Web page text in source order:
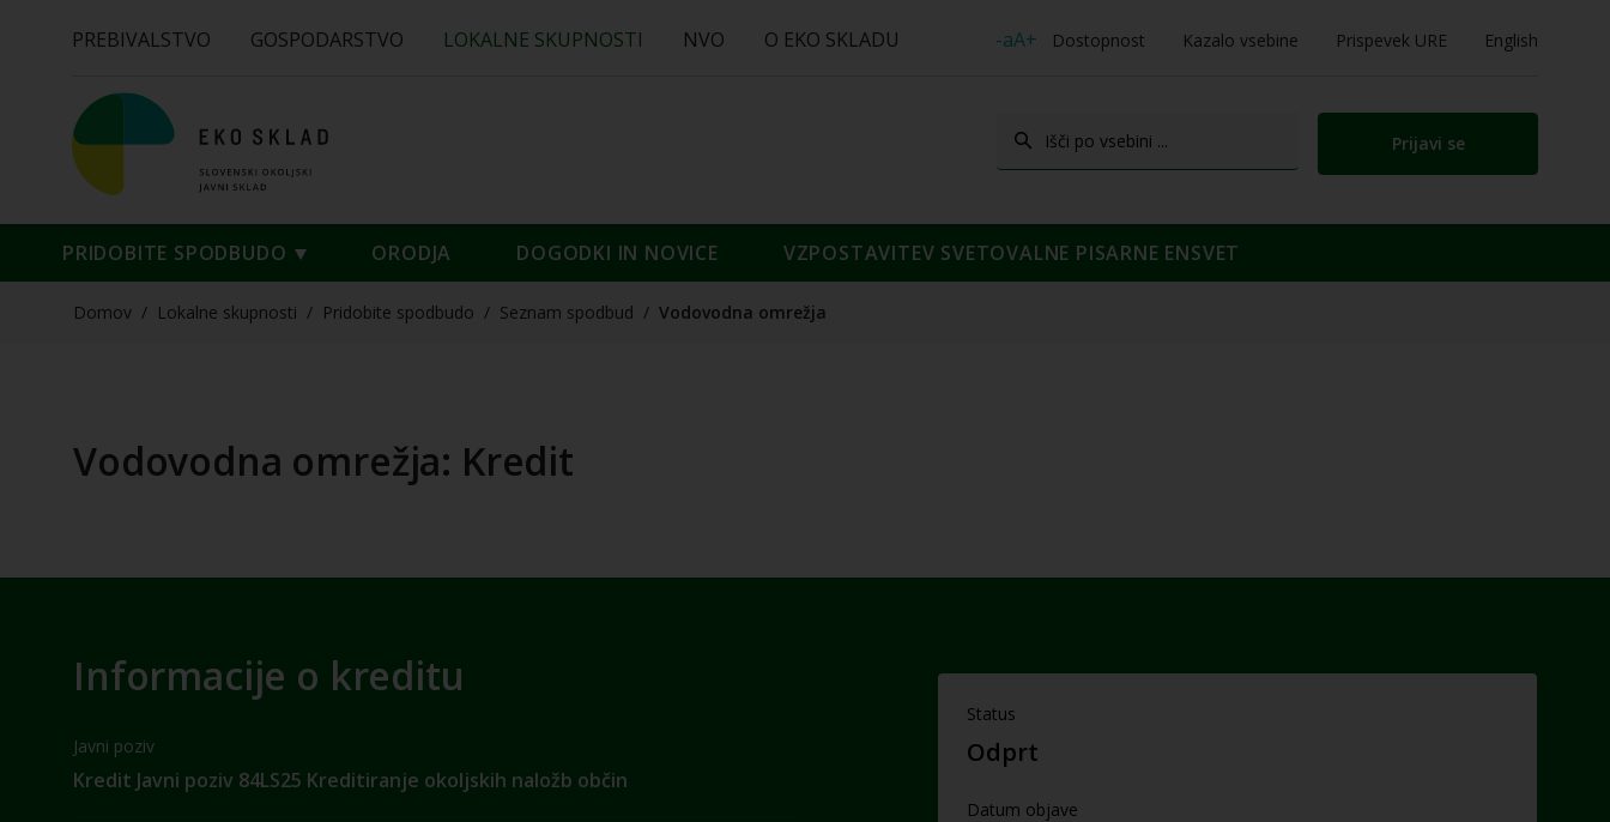
PREBIVALSTVO GOSPODARSTVO LOKALNE SKUPNOSTI NVO O EKO SKLADU -aA+ Dostopnost Kazalo vsebine Prispevek URE English
Prijavi se
PRIDOBITE SPODBUDO ORODJA DOGODKI IN NOVICE VZPOSTAVITEV SVETOVALNE PISARNE ENSVET
Domov / Lokalne skupnosti / Pridobite spodbudo / Seznam spodbud / Vodovodna omrežja
Vodovodna omrežja: Kredit
Informacije o kreditu
Javni poziv
Kredit Javni poziv 84LS25 Kreditiranje okoljskih naložb občin
Status
Odprt
Datum objave